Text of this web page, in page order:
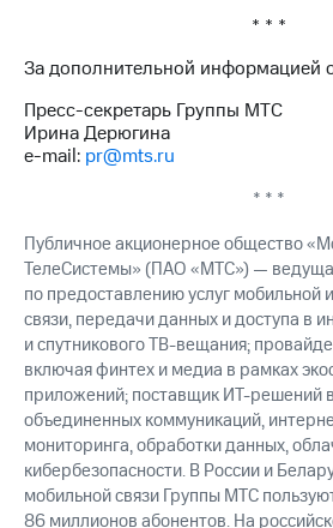
деловая этика
* * *
За дополнительной информацией
Пресс-секретарь Группы МТС
Ирина Дерюгина
e-mail: pr@mts.ru
* * *
Публичное акционерное общество
ТелеСистемы» (ПАО «МТС») —
по предоставлению услуг мобильной
связи, передачи данных и доступа в
и спутникового ТВ-вещания;
включая финтех и медиа в рамках
приложений; поставщик ИТ-решений
объединенных коммуникаций,
мониторинга, обработки данных,
кибербезопасности. В России и
мобильной связи Группы МТС
86 миллионов абонентов. На